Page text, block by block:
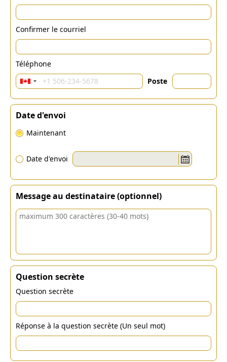
Confirmer le courriel
Téléphone
Poste
Date d'envoi
Maintenant
Date d'envoi
Message au destinataire (optionnel)
Question secrète
Question secrète
Réponse à la question secrète (Un seul mot)